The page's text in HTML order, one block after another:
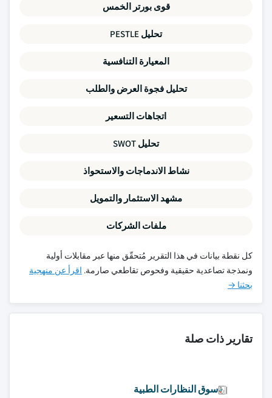
قوى بورتر الخمس
تحليل PESTLE
المعيارة التنافسية
تحليل فجوة العرض والطلب
اتجاهات التسعير
تحليل SWOT
نشاط الاندماجات والاستحواذ
مشهد الاستثمار والتمويل
ملفات الشركات
كل نقطة بيانات في هذا التقرير مُتحقّق منها عبر مقابلات أولية
ونمذجة تصاعدية حقيقية وفحوص تقاطعي صارمة. اقرأ عن منهجية
بحثنا →
تقارير ذات صلة
سوق النظارات الطبية